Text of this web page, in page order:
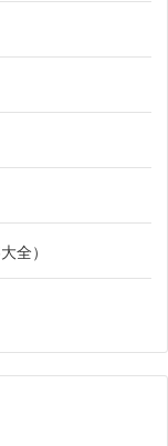
全）